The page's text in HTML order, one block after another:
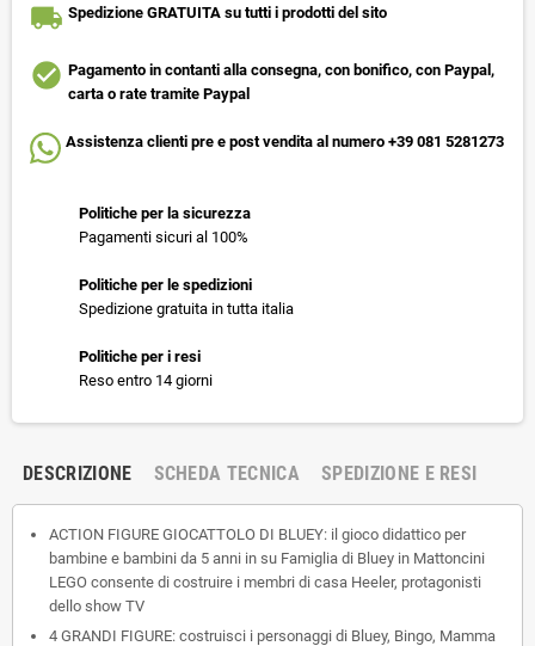
local_shipping Spedizione GRATUITA su tutti i prodotti del sito
check_circle Pagamento in contanti alla consegna, con bonifico, con Paypal,
carta o rate tramite Paypal
Assistenza clienti pre e post vendita al numero +39 081 5281273
Politiche per la sicurezza
Pagamenti sicuri al 100%
Politiche per le spedizioni
Spedizione gratuita in tutta italia
Politiche per i resi
Reso entro 14 giorni
DESCRIZIONE SCHEDA TECNICA SPEDIZIONE E RESI
ACTION FIGURE GIOCATTOLO DI BLUEY: il gioco didattico per
bambine e bambini da 5 anni in su Famiglia di Bluey in Mattoncini
LEGO consente di costruire i membri di casa Heeler, protagonisti
dello show TV
4 GRANDI FIGURE: costruisci i personaggi di Bluey, Bingo, Mamma